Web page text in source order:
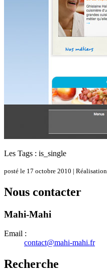
Les Tags : is_single
posté le 17 octobre 2010 | Réalisation .
Nous contacter
Mahi-Mahi
Email :
contact@mahi-mahi.fr
Recherche